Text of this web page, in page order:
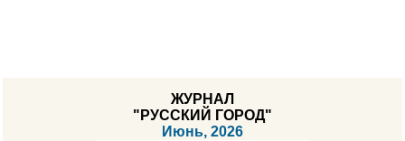
ЖУРНАЛ
"РУССКИЙ ГОРОД"
Июнь, 2026